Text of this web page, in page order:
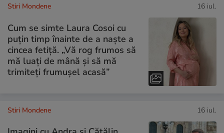
Stiri Mondene 16 iul.
Cum se simte Laura Cosoi cu
puțin timp înainte de a naște a
cincea fetiță. „Vă rog frumos să
mă luați de mână și să mă
trimiteți frumușel acasă”
Stiri Mondene 16 iul.